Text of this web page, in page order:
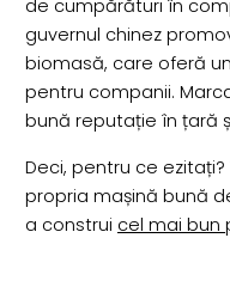
de cumpărături în
guvernul chinez
biomasă, care oferă
pentru companii.
bună reputație în țară
Deci, pentru ce
propria mașină bună
a construi cel mai bun